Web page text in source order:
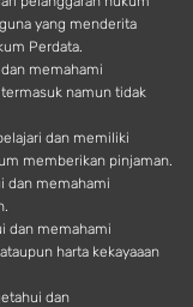
yang menderita
Perdata.
memahami
namun tidak
dan memiliki
memberikan pinjaman.
dan memahami
dan memahami
harta kekayaaan
dan